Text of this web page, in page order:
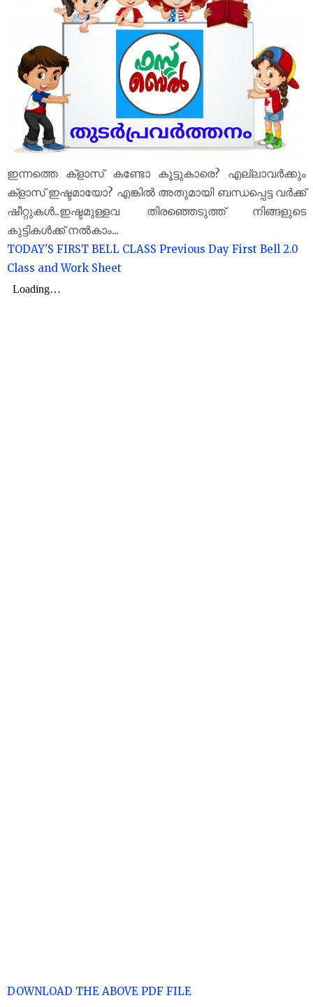
ഇന്നത്തെ ക്‌ളാസ് കണ്ടോ കൂട്ടുകാരെ? എല്ലാവർക്കും
ക്‌ളാസ് ഇഷ്ടമായോ? എങ്കിൽ അതുമായി ബന്ധപ്പെട്ട വർക്ക്
ഷീറ്റുകൾ..ഇഷ്ടമുള്ളവ തിരഞ്ഞെടുത്ത് നിങ്ങളുടെ
കുട്ടികൾക്ക് നൽകാം...
TODAY'S FIRST BELL CLASS Previous Day First Bell 2.0
Class and Work Sheet
DOWNLOAD THE ABOVE PDF FILE